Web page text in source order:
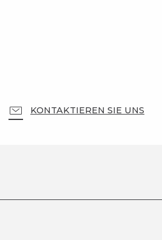
KONTAKTIEREN SIE UNS